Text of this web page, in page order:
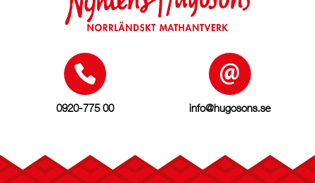
0920-775 00 info@hugosons.se